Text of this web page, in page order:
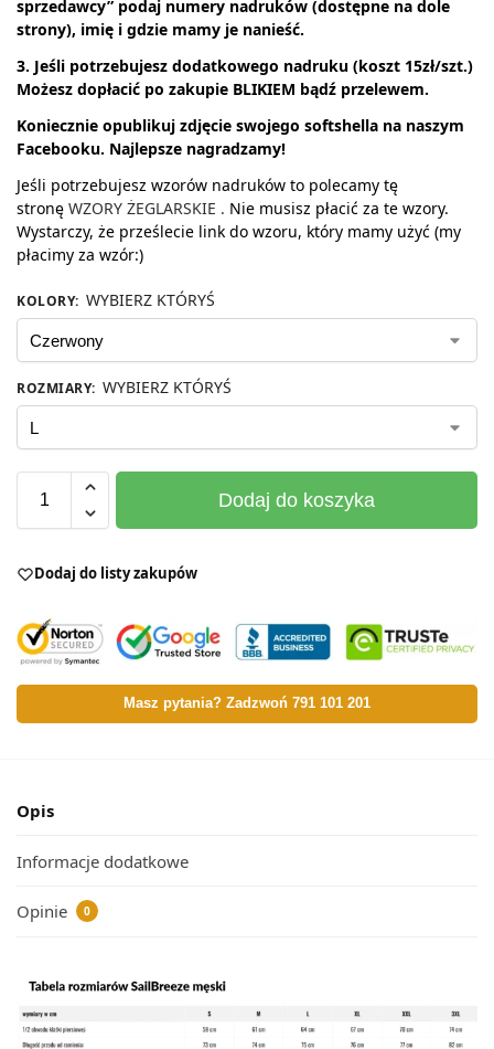
sprzedawcy” podaj numery nadruków (dostępne na dole
strony), imię i gdzie mamy je nanieść.
3. Jeśli potrzebujesz dodatkowego nadruku (koszt 15zł/szt.)
Możesz dopłacić po zakupie BLIKIEM bądź przelewem.
Koniecznie opublikuj zdjęcie swojego softshella na naszym
Facebooku. Najlepsze nagradzamy!
Jeśli potrzebujesz wzorów nadruków to polecamy tę
stronę WZORY ŻEGLARSKIE . Nie musisz płacić za te wzory.
Wystarczy, że prześlecie link do wzoru, który mamy użyć (my
płacimy za wzór:)
KOLORY: WYBIERZ KTÓRYŚ
ROZMIARY: WYBIERZ KTÓRYŚ
Dodaj do koszyka
Dodaj do listy zakupów
Masz pytania? Zadzwoń 791 101 201
Opis
Informacje dodatkowe
Opinie 0